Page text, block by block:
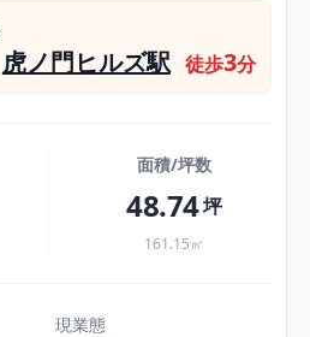
虎ノ門ヒルズ駅 徒歩3分
面積/坪数
48.74坪
161.15㎡
現業態